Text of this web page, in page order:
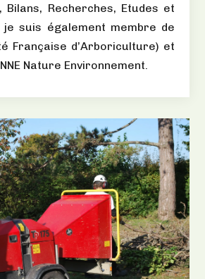
Bilans, Recherches, Etudes et
je suis également membre de
Française d’Arboriculture) et
Nature Environnement.